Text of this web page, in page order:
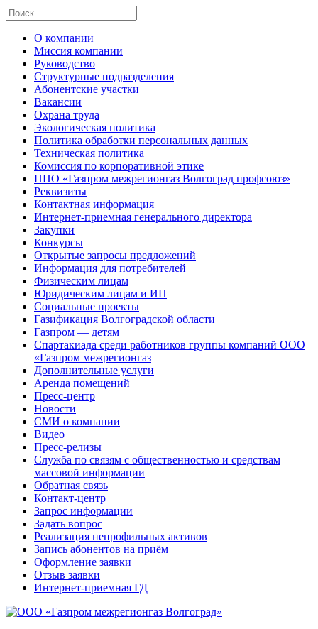
О компании
Миссия компании
Руководство
Структурные подразделения
Абонентские участки
Вакансии
Охрана труда
Экологическая политика
Политика обработки персональных данных
Техническая политика
Комиссия по корпоративной этике
ППО «Газпром межрегионгаз Волгоград профсоюз»
Реквизиты
Контактная информация
Интернет-приемная генерального директора
Закупки
Конкурсы
Открытые запросы предложений
Информация для потребителей
Физическим лицам
Юридическим лицам и ИП
Социальные проекты
Газификация Волгоградской области
Газпром — детям
Спартакиада среди работников группы компаний ООО
«Газпром межрегионгаз
Дополнительные услуги
Аренда помещений
Пресс-центр
Новости
СМИ о компании
Видео
Пресс-релизы
Служба по связям с общественностью и средствам
массовой информации
Обратная связь
Контакт-центр
Запрос информации
Задать вопрос
Реализация непрофильных активов
Запись абонентов на приём
Оформление заявки
Отзыв заявки
Интернет-приемная ГД